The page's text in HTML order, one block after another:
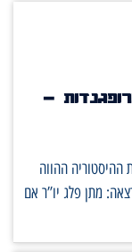
–
ההווה
מתן פלג יו”ר אם